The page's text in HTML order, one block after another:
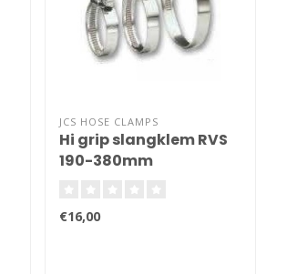
JCS HOSE CLAMPS
Hi grip slangklem RVS
190-380mm
€16,00